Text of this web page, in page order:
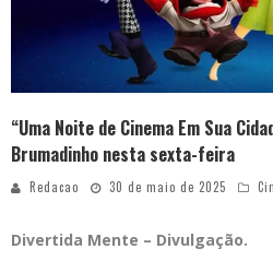
“Uma Noite de Cinema Em Sua
Brumadinho nesta sexta-feira
Redacao 30 de maio de 2025
Divertida Mente – Divulgação.